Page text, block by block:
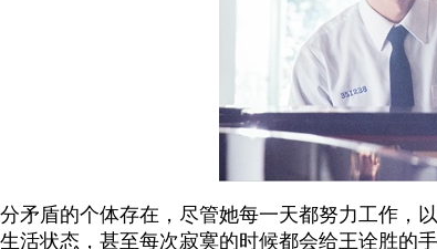
矛盾的个体存在，尽管她每一天都努力工作
活状态，甚至每次寂寞的时候都会给王诠胜